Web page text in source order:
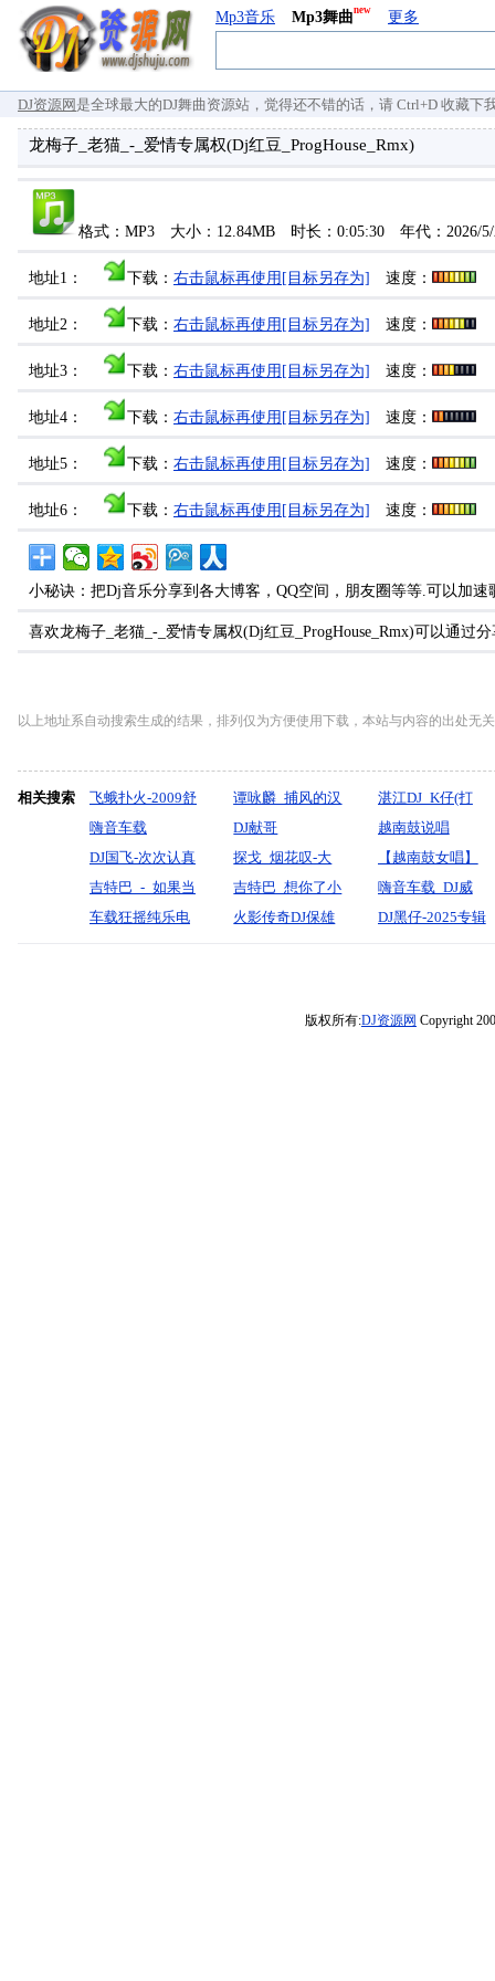
Mp3音乐 Mp3舞曲new 更多
DJ资源网 是全球最大的DJ舞曲资源站，觉得还不错的话，请 Ctrl+D 收藏下
龙梅子_老猫_-_爱情专属权(Dj红豆_ProgHouse_Rmx)
格式：MP3 大小：12.84MB 时长：0:05:30 年代：
地址1： 下载： 右击鼠标再使用[目标另存为] 速度：
地址2： 下载： 右击鼠标再使用[目标另存为] 速度：
地址3： 下载： 右击鼠标再使用[目标另存为] 速度：
地址4： 下载： 右击鼠标再使用[目标另存为] 速度：
地址5： 下载： 右击鼠标再使用[目标另存为] 速度：
地址6： 下载： 右击鼠标再使用[目标另存为] 速度：
小秘诀：把Dj音乐分享到各大博客，QQ空间，朋友圈等等.可以加速
喜欢龙梅子_老猫_-_爱情专属权(Dj红豆_ProgHouse_Rmx)可以通过
以上地址系自动搜索生成的结果，排列仅为方便使用下载，本站与内容的出处无
相关搜索
飞蛾扑火-2009舒
适版本
(DJROWEI
REMIX)
谭咏麟_捕风的汉
子CLUB(DJ阿松
_RMX)
湛江DJ_K仔(打
造光棍好苦MIX)
伤感中文CLUB
嗨音车载
2026《新福鼓精
选辑（风飞沙vs
爱情鸟）男人哭
DJ献哥
mix2025【一百
万个可能你不是
真正的快乐】精
越南鼓说唱
DJ国飞-次次认真
次次教训vs感情
从来不是游
探戈_烟花叹-大
潞_-无心制作
【越南鼓女唱】
发烧女声_-_旧梦
不需记
吉特巴_-_如果当
初没选错_(沧桑
吉特巴_想你了小
哥哥-雪(_dj版)无
嗨音车载_DJ威
少-全新中文国粤
车载狂摇纯乐电
火影传奇DJ保雄
DJ黑仔-2025专辑
版权所有:DJ资源网 Copyright